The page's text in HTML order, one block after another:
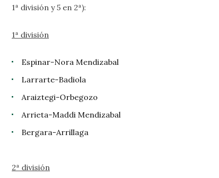
1ª división y 5 en 2ª):
1ª división
Espinar-Nora Mendizabal
Larrarte-Badiola
Araiztegi-Orbegozo
Arrieta-Maddi Mendizabal
Bergara-Arrillaga
2ª división